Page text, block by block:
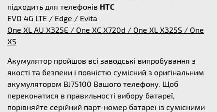
підходить для телефонів HTC
EVO 4G LTE / Edge / Evita
One XL AU X325E / One XC X720d / One XL X325S / One
XS
Акумулятор пройшов всі заводські випробування з
якості та безпеки і повністю сумісний з оригінальним
акумулятором BJ75100 Вашого телефону. Щоб
переконатися в правильності вибору батареї,
порівняйте серійний парт-номер батареї із сумісними